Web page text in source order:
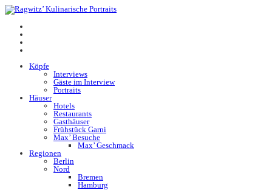
Köpfe
Interviews
Gäste im Interview
Portraits
Häuser
Hotels
Restaurants
Gasthäuser
Frühstück Garni
Max’ Besuche
Max’ Geschmack
Regionen
Berlin
Nord
Bremen
Hamburg